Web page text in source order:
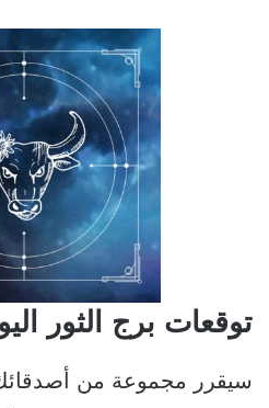
توقعات برج الثور
سيقرر مجموعة من أصدقائك